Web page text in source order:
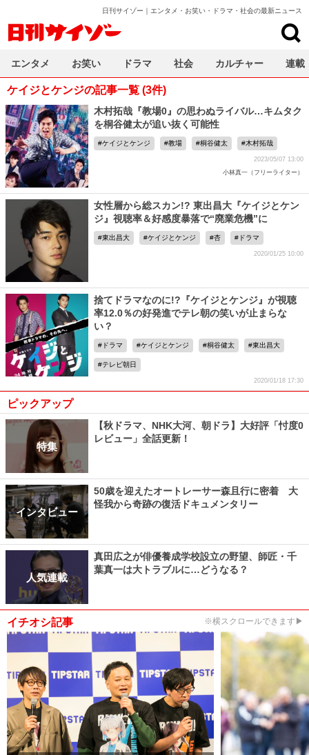
日刊サイゾー｜エンタメ・お笑い・ドラマ・社会の最新ニュース
ケイジとケンジの記事一覧 (3件)
木村拓哉『教場0』の思わぬライバル…キムタク
を桐谷健太が追い抜く可能性
ケイジとケンジ 教場 桐谷健太 木村拓哉
2023/05/07 13:00
小林真一（フリーライター）
女性層から総スカン!? 東出昌大『ケイジとケン
ジ』視聴率＆好感度暴落で“廃業危機”に
東出昌大 ケイジとケンジ 杏 ドラマ
2020/01/25 10:00
捨てドラマなのに!?『ケイジとケンジ』が視聴
率12.0％の好発進でテレ朝の笑いが止まらな
い？
ドラマ ケイジとケンジ 桐谷健太 東出昌大
テレビ朝日
2020/01/18 17:30
ピックアップ
特集
【秋ドラマ、NHK大河、朝ドラ】大好評「忖度0
レビュー」全話更新！
インタビュー
50歳を迎えたオートレーサー森且行に密着 大
怪我から奇跡の復活ドキュメンタリー
人気連載
真田広之が俳優養成学校設立の野望、師匠・千
葉真一は大トラブルに…どうなる？
イチオシ記事 ※横スクロールできます▶
エンタメ お笑い ドラマ 社会 カルチャー 連載